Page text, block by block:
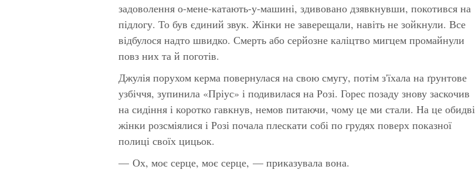
задоволення о-мене-катають-у-машині, здивовано дзявкнувши, покотився на
підлогу. То був єдиний звук. Жінки не заверещали, навіть не зойкнули. Все
відбулося надто швидко. Смерть або серйозне каліцтво мигцем промайнули
повз них та й поготів.
Джулія порухом керма повернулася на свою смугу, потім з'їхала на ґрунтове
узбіччя, зупинила «Пріус» і подивилася на Розі. Горес позаду знову заскочив
на сидіння і коротко гавкнув, немов питаючи, чому це ми стали. На це обидві
жінки розсміялися і Розі почала плескати собі по грудях поверх показної
полиці своїх цицьок.
— Ох, моє серце, моє серце, — приказувала вона.